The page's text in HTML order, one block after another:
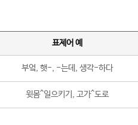
표제어 예
부엌, 햇-, -는데, 생각-하다
윗몸^일으키기, 고가^도로